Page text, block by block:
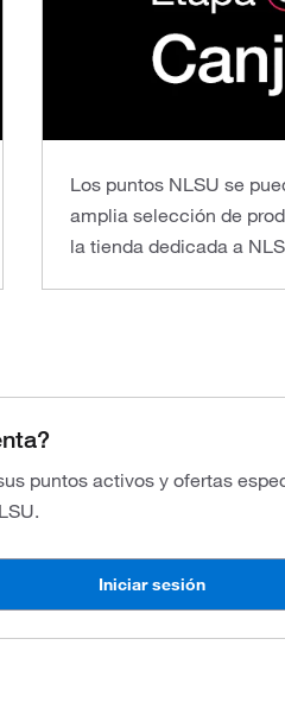
Los puntos NLSU se
amplia selección de
la tienda dedicada a
puntos activos y ofertas
Iniciar sesión